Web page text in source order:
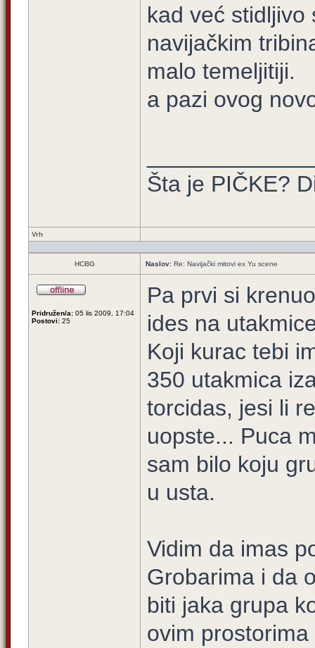
kad već stidljivo
navijačkim
malo temeljitiji.
a pazi ovog
Šta je PIČKE?
Vrh
HCBG Naslov: Re: Navijački mitovi ex Yu scene
Pridružen/a: 05 lis 2009, 17:04
Postovi: 25
Pa prvi si
ides na
Koji kurac tebi
350 utakmica
torcidas, jesi li
uopste... Puca
sam bilo koju
u usta.
Vidim da imas
Grobarima i da
biti jaka grupa
ovim